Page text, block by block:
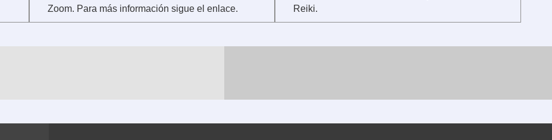
Zoom. Para más información sigue el enlace.
Reiki.